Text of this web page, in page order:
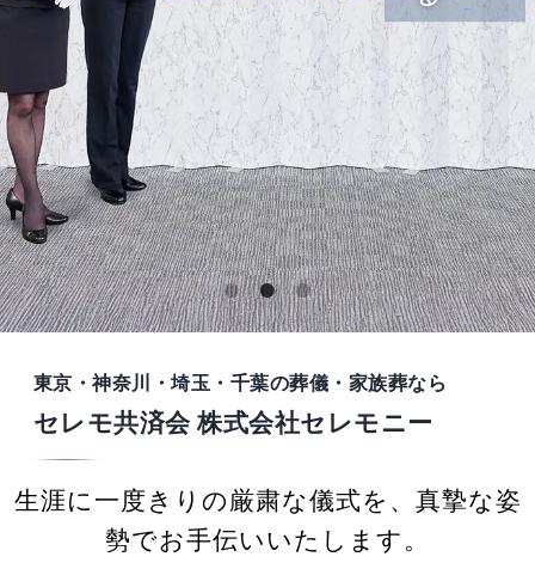
東京・神奈川・埼玉・千葉の葬儀・家族葬なら
セレモ共済会 株式会社セレモニー
生涯に一度きりの厳粛な儀式を、真摯な姿
勢でお手伝いいたします。